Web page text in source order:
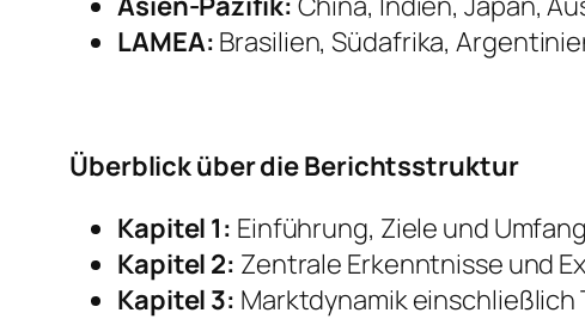
LAMEA: Brasilien, Südafrika,
Überblick über die Berichtsstruktur
Kapitel 1: Einführung, Ziele und
Kapitel 2: Zentrale Erkenntnisse und
Kapitel 3: Marktdynamik